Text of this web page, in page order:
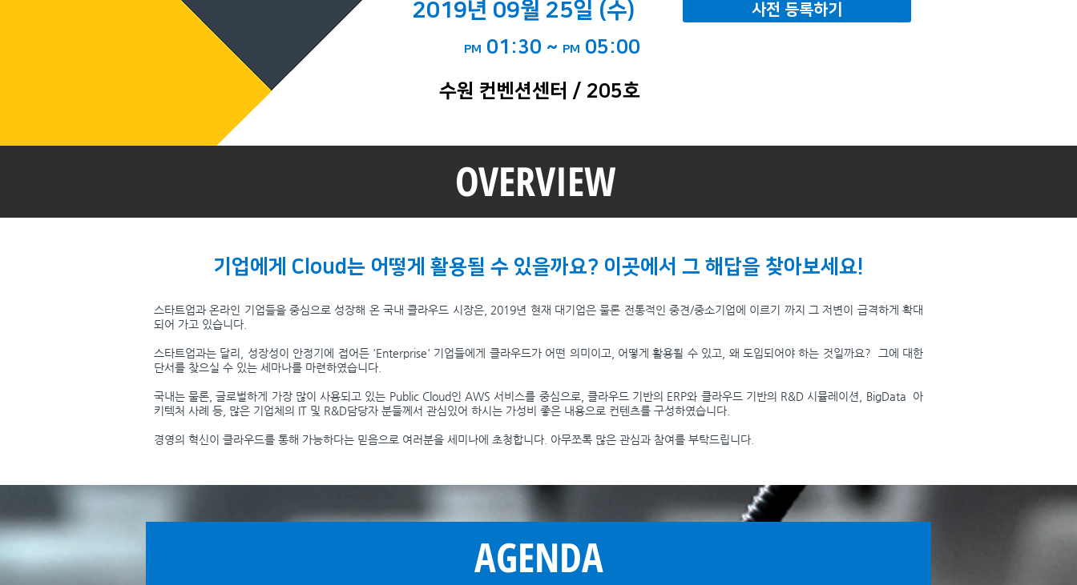
2019년 09월 25일 (수)
PM 01:30 ~ PM 05:00
수원 컨벤션센터 / 205호
사전 등록하기
OVERVIEW
기업에게 Cloud는 어떻게 활용될 수 있을까요? 이곳에서 그 해답을 찾아보세요!
스타트업과 온라인 기업들을 중심으로 성장해 온 국내 클라우드 시장은, 2019년 현재 대기업은 물론 전통적인 중견/중소기업에 이르기 까지 그 저변이 급격하게 확대
되어 가고 있습니다.
스타트업과는 달리, 성장성이 안정기에 접어든 'Enterprise' 기업들에게 클라우드가 어떤 의미이고, 어떻게 활용될 수 있고, 왜 도입되어야 하는 것일까요? 그에 대한
단서를 찾으실 수 있는 세마나를 마련하였습니다.
국내는 물론, 글로벌하게 가장 많이 사용되고 있는 Public Cloud인 AWS 서비스를 중심으로, 클라우드 기반의 ERP와 클라우드 기반의 R&D 시뮬레이션, BigData 아
키텍처 사례 등, 많은 기업체의 IT 및 R&D담당자 분들께서 관심있어 하시는 가성비 좋은 내용으로 컨텐츠를 구성하였습니다.
경영의 혁신이 클라우드를 통해 가능하다는 믿음으로 여러분을 세미나에 초청합니다. 아무쪼록 많은 관심과 참여를 부탁드립니다.
AGENDA